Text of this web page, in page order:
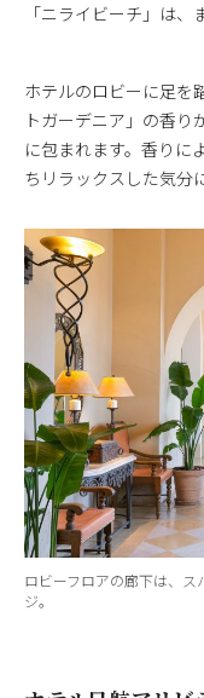
「ニライビーチ」は、
ホテルのロビーに足を
トガーデニア」の香り
に包まれます。香りに
ちリラックスした気分
ロビーフロアの廊下は、
ジ。